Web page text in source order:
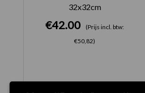
32x32cm
€42.00
(Prijs incl. btw:
€50,82)